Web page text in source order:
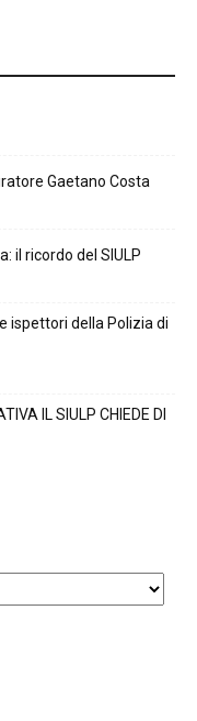
Gaetano Costa
il ricordo del SIULP
ispettori della Polizia di
IL SIULP CHIEDE DI